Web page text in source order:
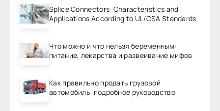
Splice Connectors: Characteristics and
Applications According to UL/CSA Standards
Что можно и что нельзя беременным:
питание, лекарства и развеивание мифов
Как правильно продать грузовой
автомобиль: подробное руководство